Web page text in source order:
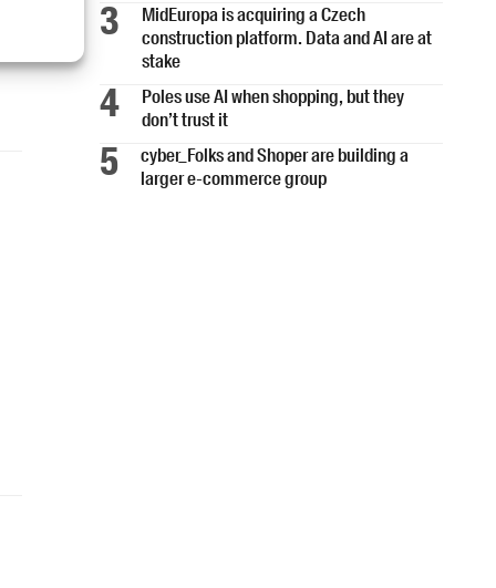
MidEuropa is acquiring a Czech
construction platform. Data and AI are at
stake
Poles use AI when shopping, but they
don’t trust it
cyber_Folks and Shoper are building a
larger e-commerce group